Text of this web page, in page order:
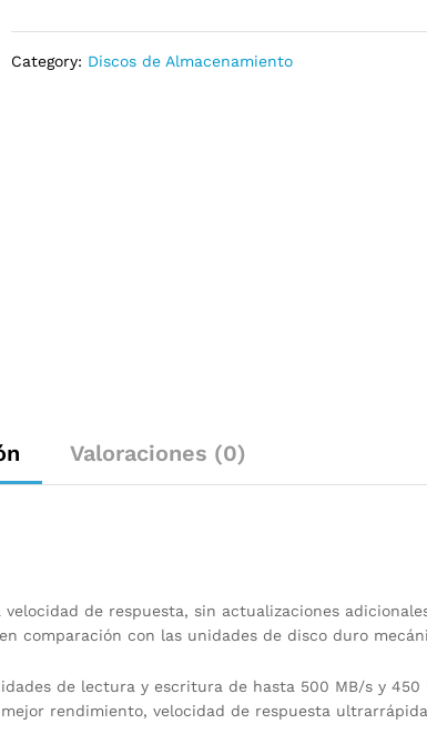
Category: Discos de Almacenamiento
Valoraciones (0)
de respuesta, sin actualizaciones
comparación con las unidades de disco duro
de lectura y escritura de hasta 500 MB/s y 450
rendimiento, velocidad de respuesta